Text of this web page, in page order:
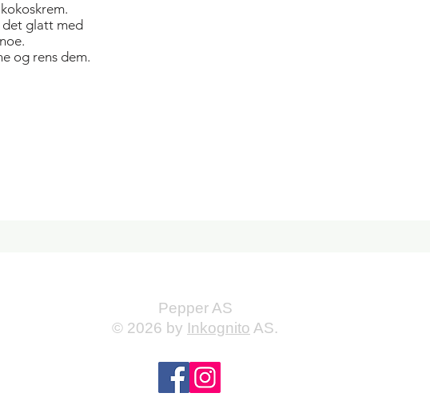
det glatt med
og rens dem.
Pepper AS
© 2026 by Inkognito AS.